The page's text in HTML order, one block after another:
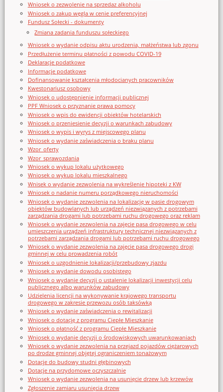
Wniosek o zezwolenie na sprzedaz alkoholu
Wniosek o zakup węgla w cenie preferencyjnej
Fundusz Sołecki - dokumenty
Zmiana zadania funduszu sołeckiego
Wniosek o wydanie odpisu aktu urodzenia, małżeństwa lub zgonu
Przedłużenie terminu płatności z powodu COVID-19
Deklaracje podatkowe
Informacje podatkowe
Dofinansowanie kształcenia młodocianych pracowników
Kwestonariusz osobowy
Wniosek o udostępnienie informacji publicznej
PPF Wniosek o przyznanie prawa pomocy
Wniosek o wpis do ewidencji obiektów hotelarskich
Wniosek o przeniesienie decyzji o warunkach zabudowy
Wniosek o wypis i wyrys z miejscowego planu
Wniosek o wydanie zaświadczenia o braku planu
Wzor_oferty
Wzor_sprawozdania
Wniosek o wykup lokalu użytkowego
Wniosek o wykup lokalu mieszkalnego
Wnisek o wydanie zezwolenia na wykreślenie hipoteki z KW
Wniosek o nadanie numeru porządkowego nieruchomości
Wniosek o wydanie zezwolenia na lokalizację w pasie drogowym
obiektów budowlanych lub urządzeń niezwiązanych z potrzebami
zarządzania drogami lub potrzebami ruchu drogowego oraz reklam
Wniosek o wydanie zezwolenia na zajęcie pasa drogowego w celu
umieszczenia urządzeń infrastruktury technicznej niezwiązanych z
potrzebami zarządzania drogami lub potrzebami ruchu drogowego
Wniosek o wydanie zezwolenia na zajęcie pasa drogowego drogi
gminnej w celu prowadzenia robót
Wniosek o uzgodnienie lokalizacji/przebudowy zjazdu
Wniosek o wydanie dowodu osobistego
Wniosek o wydanie decyzji o ustalenie lokalizacji inwestycji celu
publicznego albo warunków zabudowy
Udzielenia licencji na wykonywanie krajowego transportu
drogowego w zakresie przewozu osób taksówką
Wniosek o wydanie zaświadczenia o rewitalizacji
Wniosek o dotację z programu Ciepłe Mieszkanie
Wniosek o płatność z programu Ciepłe Mieszkanie
Wniosek o wydanie decyzji o środowiskowych uwarunkowaniach
Wniosek o wydanie zezwolenia na przejazd pojazdów ciężarowych
po drodze gminnej objętej ograniczeniem tonażowym
Dotacje do budowy studni głębinowych
Dotacje na przydomowe oczyszczalnie
Wniosek o wydanie zezwolenia na usunięcie drzew lub krzewów
Zgłoszenie zamiaru usunięcia drzew